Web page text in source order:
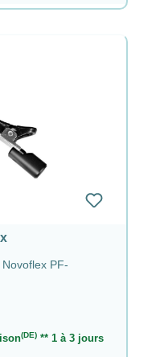
PF-
(DE) ** 1 à 3 jours